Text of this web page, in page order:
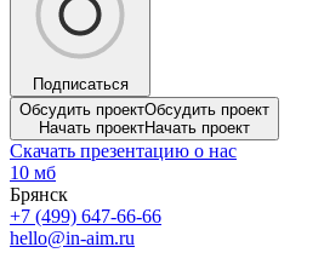
Подписаться
Обсудить проектОбсудить проект
Начать проектНачать проект
Скачать презентацию о нас
10 мб
Брянск
+7 (499) 647-66-66
hello@in-aim.ru